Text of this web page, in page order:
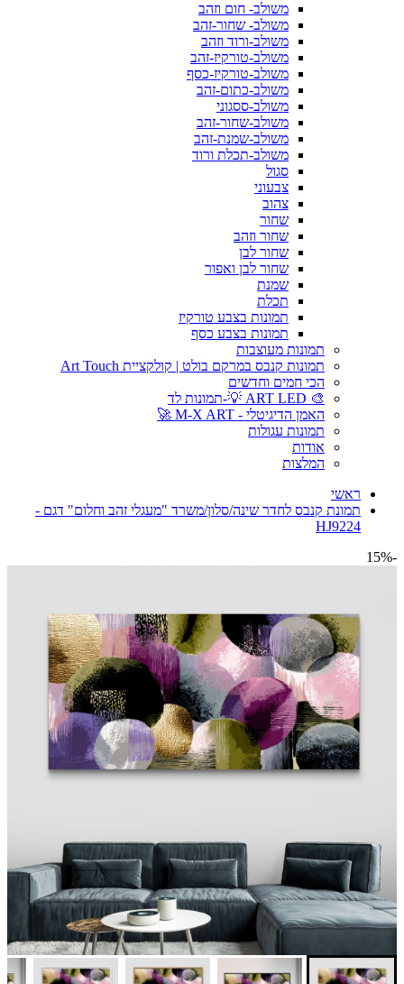
משולב- חום וזהב
משולב- שחור-זהב
משולב-ורוד וזהב
משולב-טורקיז-זהב
משולב-טורקיז-כסף
משולב-כתום-זהב
משולב-ססגוני
משולב-שחור-זהב
משולב-שמנת-זהב
משולב-תכלת ורוד
סגול
צבעוני
צהוב
שחור
שחור וזהב
שחור לבן
שחור לבן ואפור
שמנת
תכלת
תמונות בצבע טורקיז
תמונות בצבע כסף
תמונות מעוצבות
תמונות קנבס במרקם בולט | קולקציית Art Touch
הכי חמים וחדשים
🎨 ART LED 💡-תמונות לד
האמן הדיגיטלי - M-X ART 🚀
תמונות עגולות
אודות
המלצות
ראשי
תמונת קנבס לחדר שינה/סלון/משרד "מעגלי זהב וחלום" דגם -
HJ9224
-15%